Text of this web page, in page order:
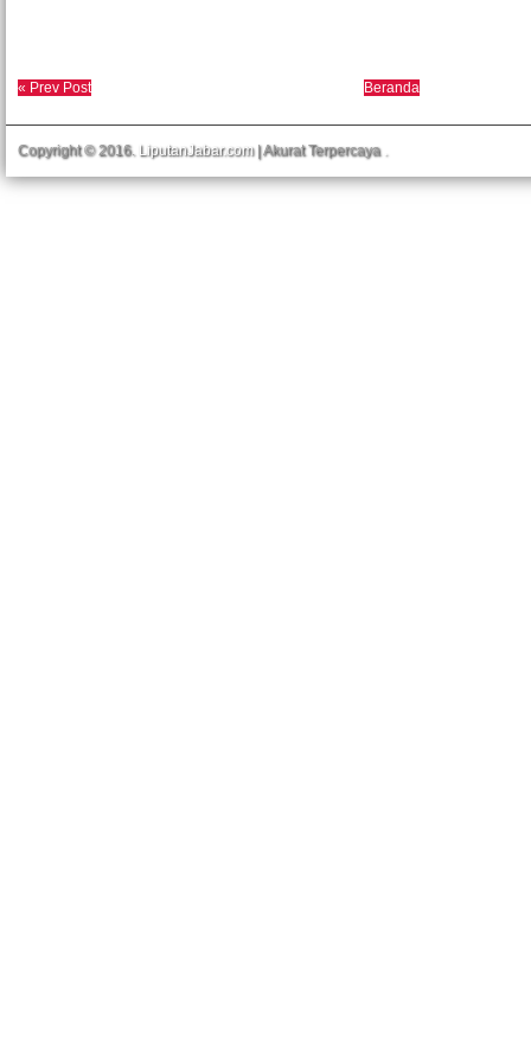
« Prev Post Beranda
Copyright © 2016. LiputanJabar.com| Akurat Terpercaya